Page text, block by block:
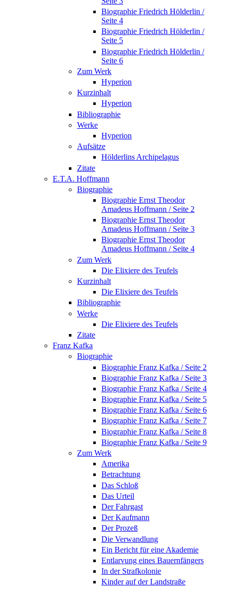
Biographie Friedrich Hölderlin /
Seite 4
Biographie Friedrich Hölderlin /
Seite 5
Biographie Friedrich Hölderlin /
Seite 6
Zum Werk
Hyperion
Kurzinhalt
Hyperion
Bibliographie
Werke
Hyperion
Aufsätze
Hölderlins Archipelagus
Zitate
E.T.A. Hoffmann
Biographie
Biographie Ernst Theodor
Amadeus Hoffmann / Seite 2
Biographie Ernst Theodor
Amadeus Hoffmann / Seite 3
Biographie Ernst Theodor
Amadeus Hoffmann / Seite 4
Zum Werk
Die Elixiere des Teufels
Kurzinhalt
Die Elixiere des Teufels
Bibliographie
Werke
Die Elixiere des Teufels
Zitate
Franz Kafka
Biographie
Biographie Franz Kafka / Seite 2
Biographie Franz Kafka / Seite 3
Biographie Franz Kafka / Seite 4
Biographie Franz Kafka / Seite 5
Biographie Franz Kafka / Seite 6
Biographie Franz Kafka / Seite 7
Biographie Franz Kafka / Seite 8
Biographie Franz Kafka / Seite 9
Zum Werk
Amerika
Betrachtung
Das Schloß
Das Urteil
Der Fahrgast
Der Kaufmann
Der Prozeß
Die Verwandlung
Ein Bericht für eine Akademie
Entlarvung eines Bauernfängers
In der Strafkolonie
Kinder auf der Landstraße